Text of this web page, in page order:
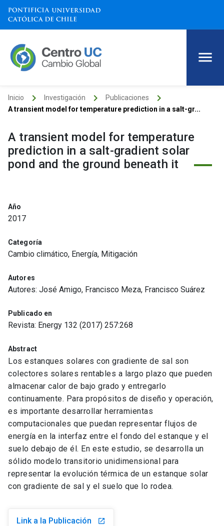
Inicio keyboard_arrow_right Investigación keyboard_arrow_right Publicaciones keyboard_arrow_right
A transient model for temperature prediction in a salt-gr...
A transient model for temperature
prediction in a salt-gradient solar
pond and the ground beneath it
Año
2017
Categoría
Cambio climático, Energía, Mitigación
Autores
Autores: José Amigo, Francisco Meza, Francisco Suárez
Publicado en
Revista: Energy 132 (2017) 257:268
Abstract
Los estanques solares con gradiente de sal son
colectores solares rentables a largo plazo que pueden
almacenar calor de bajo grado y entregarlo
continuamente. Para propósitos de diseño y operación,
es importante desarrollar herramientas
computacionales que puedan representar flujos de
energía en la interfaz entre el fondo del estanque y el
suelo debajo de él. En este estudio, se desarrolla un
sólido modelo transitorio unidimensional para
representar la evolución térmica de un estanque solar
con gradiente de sal y el suelo que lo rodea.
Link a la Publicación launch